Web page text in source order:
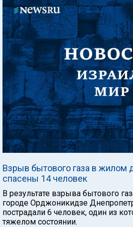
Взрыв бытового газа в жилом
спасены 14 человек
В результате взрыва бытового
городе Орджоникидзе
пострадали 6 человек, один из
тяжелом состоянии.